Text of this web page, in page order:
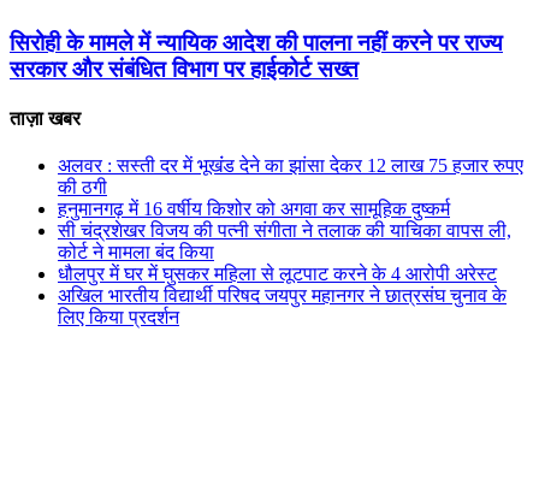
सिरोही के मामले में न्यायिक आदेश की पालना नहीं करने पर राज्य
सरकार और संबंधित विभाग पर हाईकोर्ट सख्त
ताज़ा खबर
अलवर : सस्ती दर में भूखंंड देने का झांसा देकर 12 लाख 75 हजार रुपए
की ठगी
हनुमानगढ़ में 16 वर्षीय किशोर को अगवा कर सामूहिक दुष्कर्म
सी चंद्रशेखर विजय की पत्नी संगीता ने तलाक की याचिका वापस ली,
कोर्ट ने मामला बंद किया
धौलपुर में घर में घुसकर महिला से लूटपाट करने के 4 आरोपी अरेस्ट
अखिल भारतीय विद्यार्थी परिषद जयपुर महानगर ने छात्रसंघ चुनाव के
लिए किया प्रदर्शन